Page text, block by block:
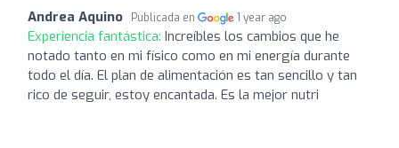
Andrea Aquino Publicada en 1 year ago
Experiencia fantástica: Increíbles los cambios que he
notado tanto en mi físico como en mi energía durante
todo el día. El plan de alimentación es tan sencillo y tan
rico de seguir, estoy encantada. Es la mejor nutri